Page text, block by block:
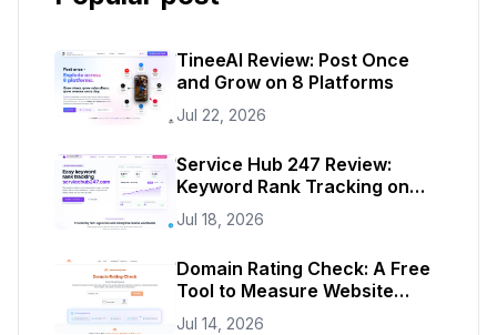
TineeAI Review: Post Once
and Grow on 8 Platforms
Jul 22, 2026
Service Hub 247 Review:
Keyword Rank Tracking on
Autopilot
Jul 18, 2026
Domain Rating Check: A Free
Tool to Measure Website
Authority
Jul 14, 2026